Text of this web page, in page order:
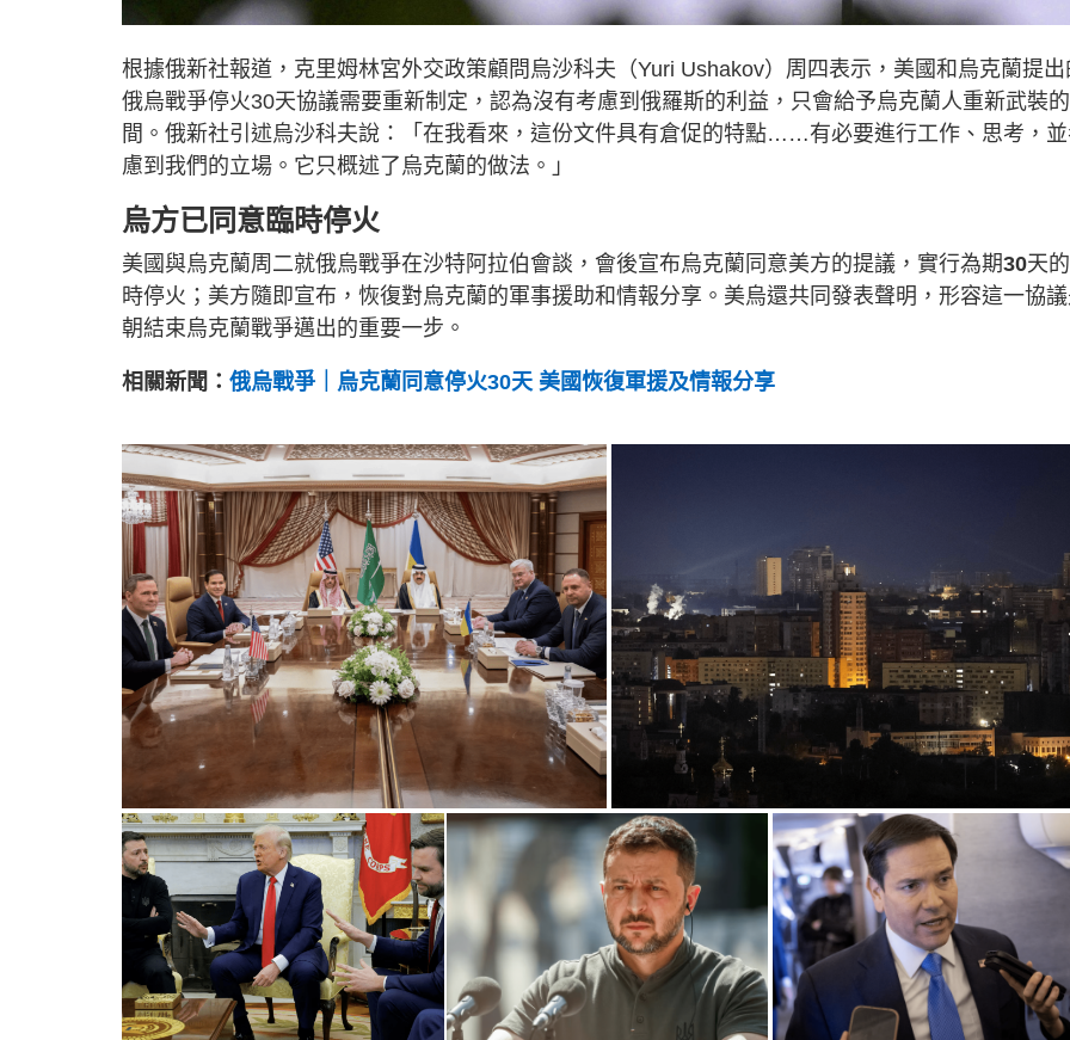
根據俄新社報道，克里姆林宮外交政策顧問烏沙科夫（Yuri Ushakov）周四表示，美國和烏克蘭提出
俄烏戰爭停火30天協議需要重新制定，認為沒有考慮到俄羅斯的利益，只會給予烏克蘭人重新武裝
間。俄新社引述烏沙科夫說：「在我看來，這份文件具有倉促的特點……有必要進行工作、思考，
慮到我們的立場。它只概述了烏克蘭的做法。」
烏方已同意臨時停火
美國與烏克蘭周二就俄烏戰爭在沙特阿拉伯會談，會後宣布烏克蘭同意美方的提議，實行為期30天
時停火；美方隨即宣布，恢復對烏克蘭的軍事援助和情報分享。美烏還共同發表聲明，形容這一協
朝結束烏克蘭戰爭邁出的重要一步。
相關新聞： 俄烏戰爭｜烏克蘭同意停火30天 美國恢復軍援及情報分享